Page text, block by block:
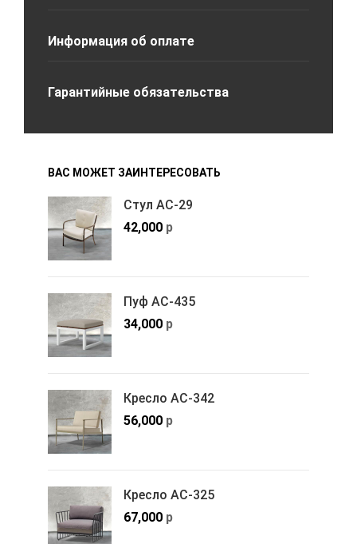
Информация об оплате
Гарантийные обязательства
ВАС МОЖЕТ ЗАИНТЕРЕСОВАТЬ
Стул АС-29
42,000 р
Пуф АС-435
34,000 р
Кресло АС-342
56,000 р
Кресло АС-325
67,000 р